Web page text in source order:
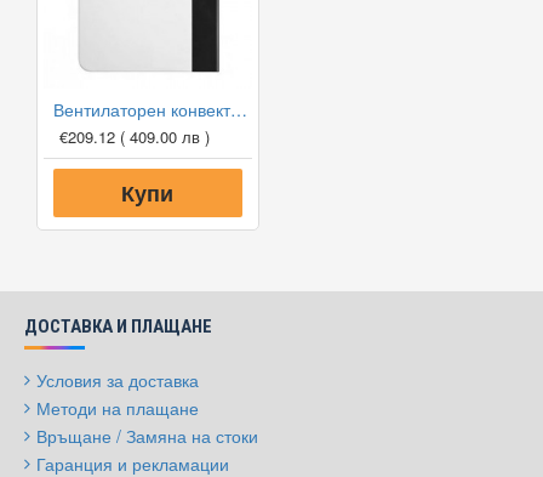
Вентилаторен конвектор за баня Tedan Windy
€209.12 ( 409.00 лв )
Купи
ДОСТАВКА И ПЛАЩАНЕ
Условия за доставка
Методи на плащане
Връщане / Замяна на стоки
Гаранция и рекламации